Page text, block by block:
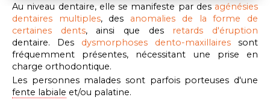
Au niveau dentaire, elle se manifeste par des agénésies
dentaires multiples, des anomalies de la forme de
certaines dents, ainsi que des retards d'éruption
dentaire. Des dysmorphoses dento-maxillaires sont
fréquemment présentes, nécessitant une prise en
charge orthodontique.
Les personnes malades sont parfois porteuses d'une
fente labiale et/ou palatine.